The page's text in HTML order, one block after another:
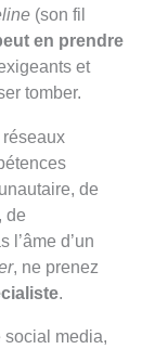
(son fil
en prendre
et
tomber.
de
de
l’âme d’un
, ne prenez
social media,